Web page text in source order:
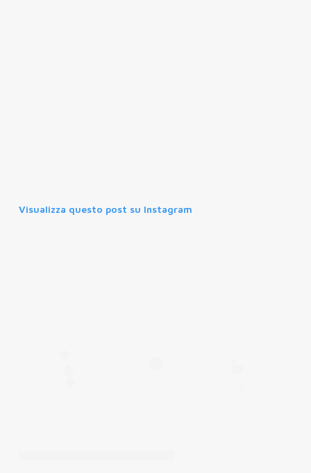
Visualizza questo post su Instagram